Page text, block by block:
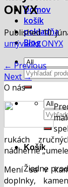
Domov
košík
pokladňa
Blog
Hľadať:
Košík
Žiadne
ONYX
Published10.
umývadlo ONYX
← Previous
Next→
O nás
rukách
nádherné
Mení sa v
doplnky,